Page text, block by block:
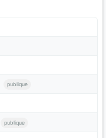
publique
publique